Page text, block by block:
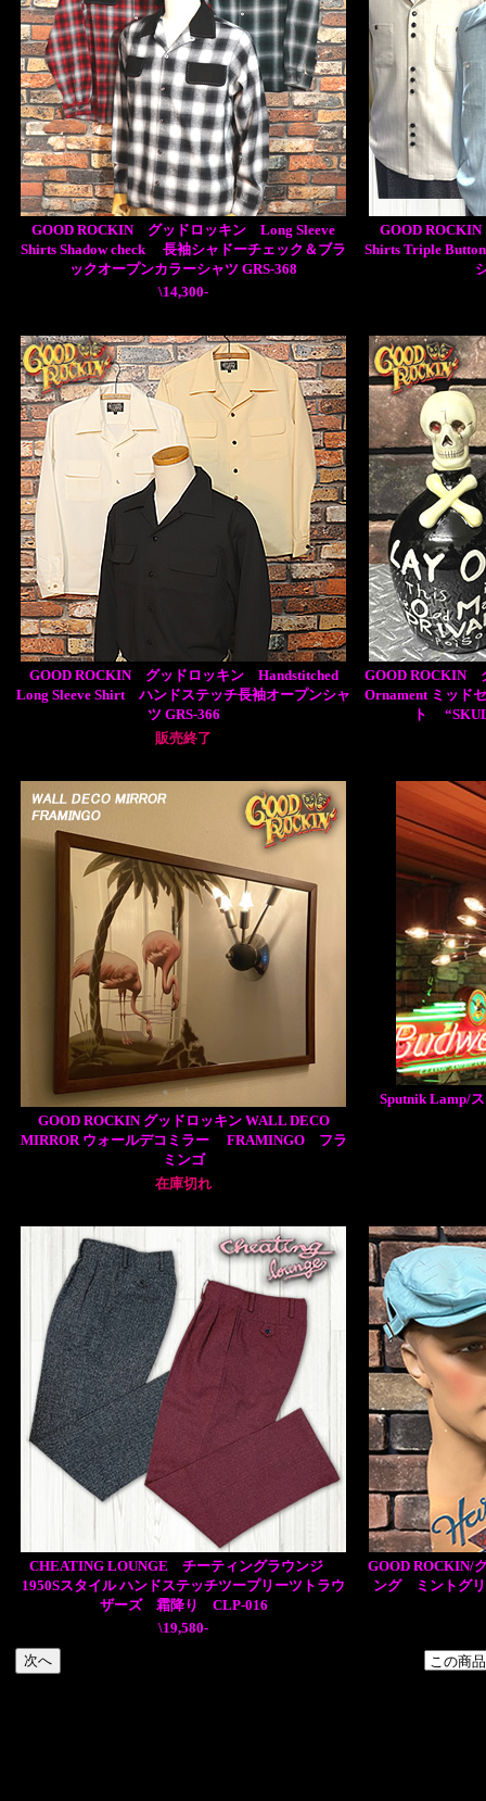
GOOD ROCKIN グッドロッキン Long Sleeve
Shirts Shadow check 長袖シャドーチェック＆ブラ
ックオープンカラーシャツ GRS-368
\14,300-
GOOD
Shirts Triple
GOOD ROCKIN グッドロッキン Handstitched
Long Sleeve Shirt ハンドステッチ長袖オープンシャ
ツ GRS-366
販売終了
GOOD ROCKIN
Ornament ミッド
ト
GOOD ROCKIN グッドロッキン WALL DECO
MIRROR ウォールデコミラー FRAMINGO フラ
ミンゴ
在庫切れ
Sputnik Lamp/
CHEATING LOUNGE チーティングラウンジ
1950Sスタイル ハンドステッチツープリーツトラウ
ザーズ 霜降り CLP-016
\19,580-
GOOD ROCKIN/
ング ミントグ